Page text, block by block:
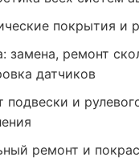
покрытия и
замена, ремонт
датчиков
подвески и
ремонт и